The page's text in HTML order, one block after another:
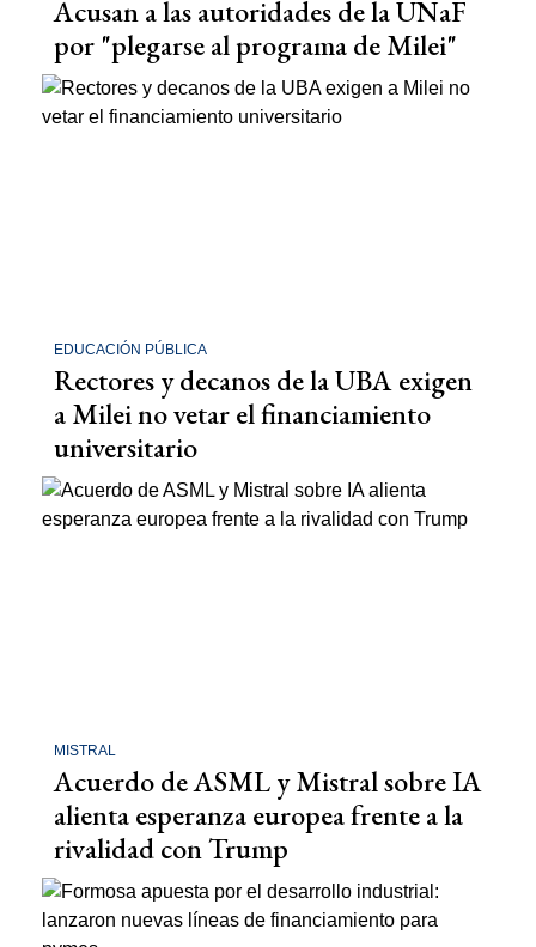
Acusan a las autoridades de la UNaF
por "plegarse al programa de Milei"
EDUCACIÓN PÚBLICA
Rectores y decanos de la UBA exigen
a Milei no vetar el financiamiento
universitario
MISTRAL
Acuerdo de ASML y Mistral sobre IA
alienta esperanza europea frente a la
rivalidad con Trump